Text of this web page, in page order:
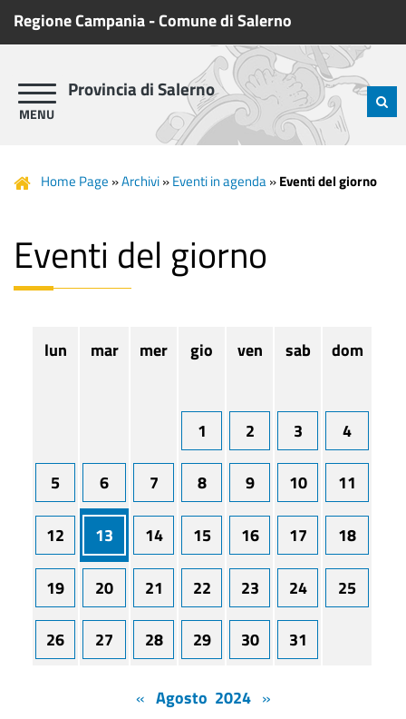
Regione Campania-Comune di Salerno
Provincia di Salerno
Home Page »Archivi»Eventi in agenda»Eventi del giorno
Eventi del giorno
lun mar mer gio ven sab dom
1 2 3 4
5 6 7 8 9 10 11
12 13 14 15 16 17 18
19 20 21 22 23 24 25
26 27 28 29 30 31
« Agosto 2024 »